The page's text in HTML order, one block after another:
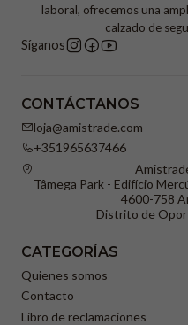
laboral, ofrecemos una
calzado de
Síganos
CONTÁCTANOS
loja@amistrade.com
+351965637466
Tâmega Park - Edifício
4600-758
Distrito de
CATEGORÍAS
Quienes somos
Contacto
Libro de reclamaciones